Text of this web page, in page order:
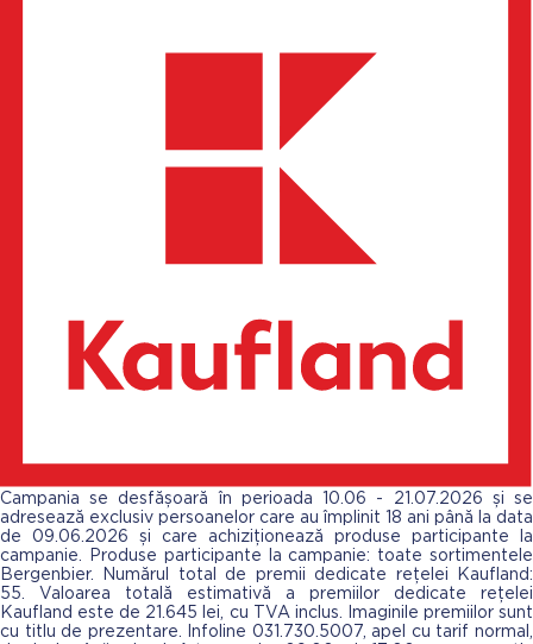
Campania se desfășoară în perioada 10.06 - 21.07.2026 și se
adresează exclusiv persoanelor care au împlinit 18 ani până la data
de 09.06.2026 și care achiziționează produse participante la
campanie. Produse participante la campanie: toate sortimentele
Bergenbier. Numărul total de premii dedicate rețelei Kaufland:
55. Valoarea totală estimativă a premiilor dedicate rețelei
Kaufland este de 21.645 lei, cu TVA inclus. Imaginile premiilor sunt
cu titlu de prezentare. Infoline 031.730.5007, apel cu tarif normal,